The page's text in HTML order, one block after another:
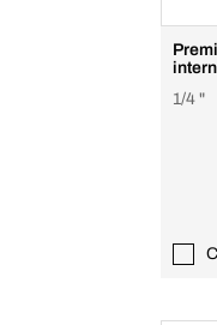
1/4 "